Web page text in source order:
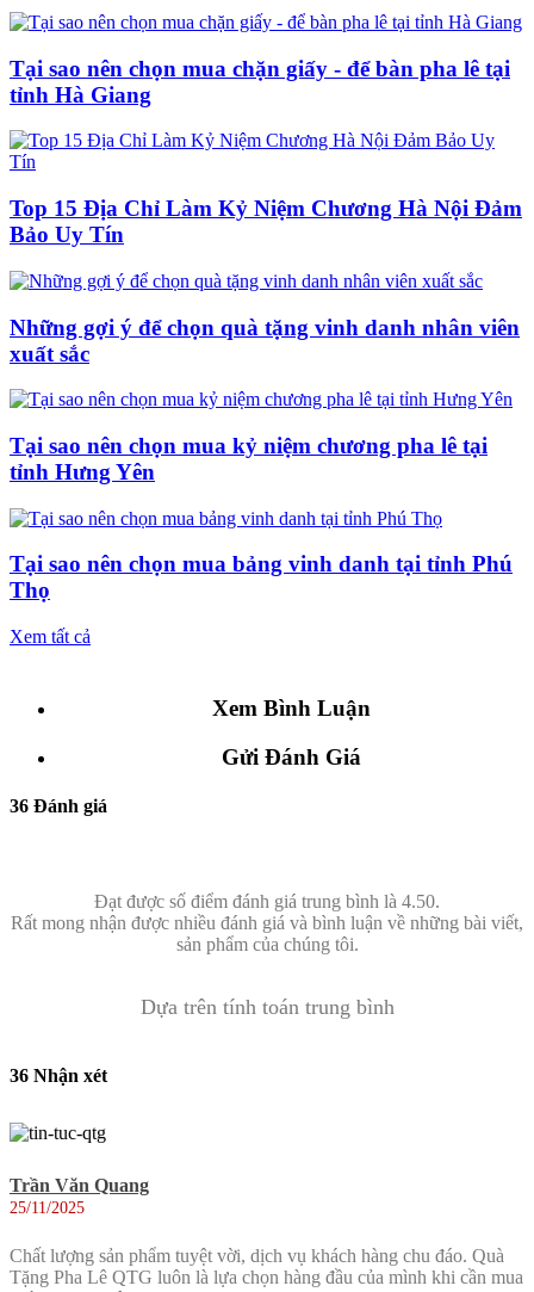
Tại sao nên chọn mua chặn giấy - để bàn pha lê tại
tỉnh Hà Giang
Top 15 Địa Chỉ Làm Kỷ Niệm Chương Hà Nội Đảm
Bảo Uy Tín
Những gợi ý để chọn quà tặng vinh danh nhân viên
xuất sắc
Tại sao nên chọn mua kỷ niệm chương pha lê tại
tỉnh Hưng Yên
Tại sao nên chọn mua bảng vinh danh tại tỉnh Phú
Thọ
Xem tất cả
Xem Bình Luận
Gửi Đánh Giá
36 Đánh giá
Đạt được số điểm đánh giá trung bình là 4.50.
Rất mong nhận được nhiều đánh giá và bình luận về những bài viết,
sản phẩm của chúng tôi.
Dựa trên tính toán trung bình
36 Nhận xét
Trần Văn Quang
25/11/2025
Chất lượng sản phẩm tuyệt vời, dịch vụ khách hàng chu đáo. Quà
Tặng Pha Lê QTG luôn là lựa chọn hàng đầu của mình khi cần mua